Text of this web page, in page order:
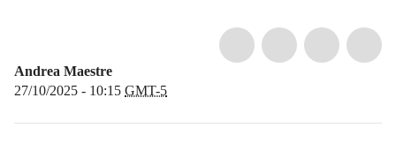
Andrea Maestre
27/10/2025 - 10:15 GMT-5